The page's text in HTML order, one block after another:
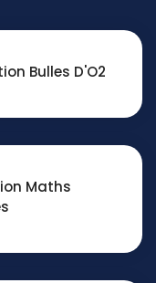
Bulles D'O2
Maths